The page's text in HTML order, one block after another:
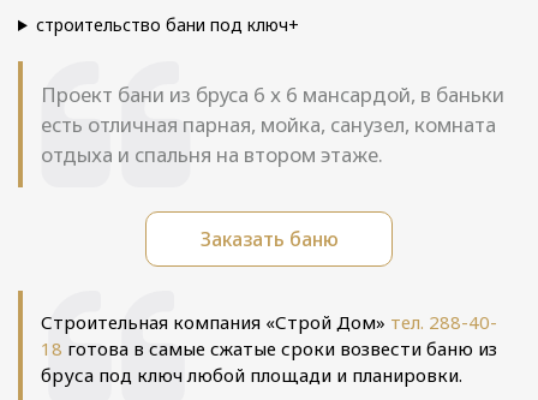
строительство бани под ключ+
Проект бани из бруса 6 х 6 мансардой, в баньки
есть отличная парная, мойка, санузел, комната
отдыха и спальня на втором этаже.
Заказать баню
Строительная компания «Строй Дом» тел. 288-40-
18 готова в самые сжатые сроки возвести баню из
бруса под ключ любой площади и планировки.